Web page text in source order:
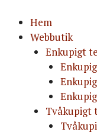
Hem
Webbutik
Enkupigt
Tvåkupigt